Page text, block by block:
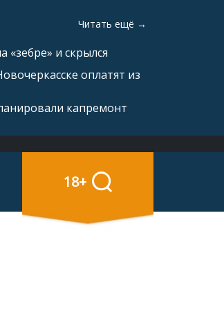
Читать ещё →
«зебре» и скрылся
оплатят из
капремонт
18+